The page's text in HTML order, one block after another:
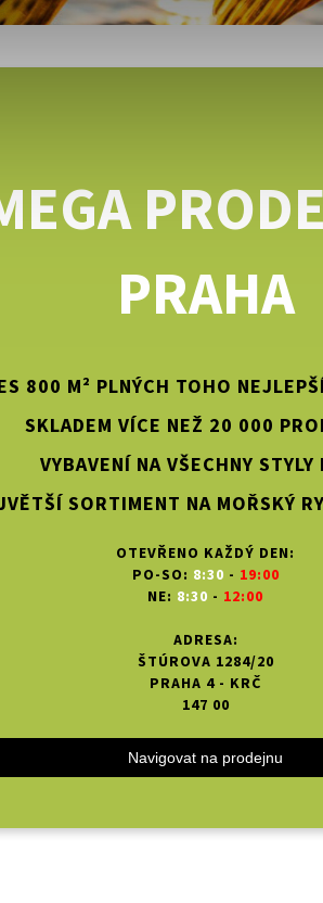
PRAHA
800 M² PLNÝCH TOHO
SKLADEM VÍCE NEŽ 20 000
VYBAVENÍ NA VŠECHNY STYLY
SORTIMENT NA MOŘSKÝ
OTEVŘENO KAŽDÝ DEN:
PO-SO: 8:30 - 19:00
NE: 8:30 - 12:00
ADRESA:
ŠTÚROVA 1284/20
PRAHA 4 - KRČ
147 00
Navigovat na prodejnu